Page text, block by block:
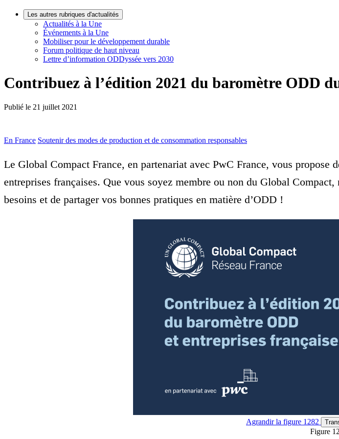
Les autres rubriques d'actualités
Actualités à la Une
Événements à la Une
Mobiliser pour le développement durable
Forum politique de haut niveau
Lettre d’information ODDyssée vers 2030
Contribuez à l’édition 2021 du baromètre ODD
Publié le 21 juillet 2021
En France Soutenir des modes de production et de consommation responsables
Le Global Compact France, en partenariat avec PwC France, vous
entreprises françaises. Que vous soyez membre ou non du Global
besoins et de partager vos bonnes pratiques en matière d’ODD !
Agrandirla figure 1282
Figure